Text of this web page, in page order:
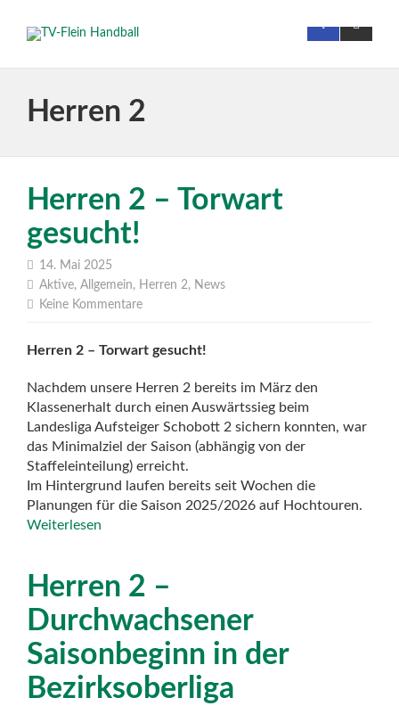
Herren 2
Herren 2 – Torwart
gesucht!
14. Mai 2025
Aktive, Allgemein, Herren 2, News
Keine Kommentare
Herren 2 – Torwart gesucht!
Nachdem unsere Herren 2 bereits im März den
Klassenerhalt durch einen Auswärtssieg beim
Landesliga Aufsteiger Schobott 2 sichern konnten, war
das Minimalziel der Saison (abhängig von der
Staffeleinteilung) erreicht.
Im Hintergrund laufen bereits seit Wochen die
Planungen für die Saison 2025/2026 auf Hochtouren.
Weiterlesen
Herren 2 –
Durchwachsener
Saisonbeginn in der
Bezirksoberliga